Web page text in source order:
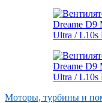
Моторы, турбины и